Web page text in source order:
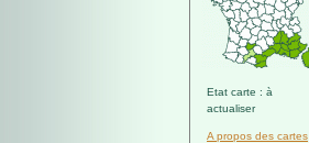
Etat carte : à
actualiser
A propos des cartes